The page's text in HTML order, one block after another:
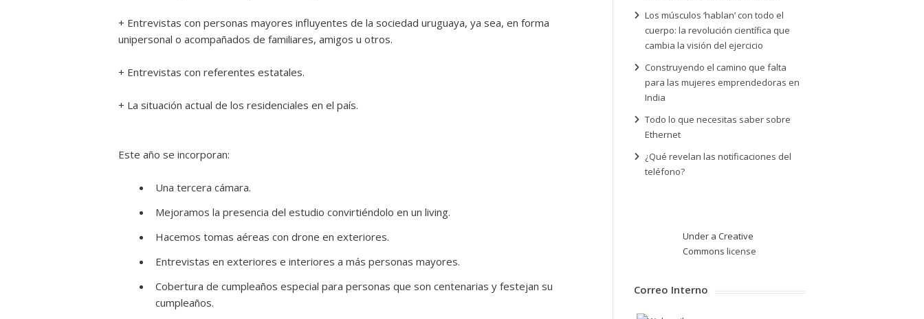
+ Entrevistas con personas mayores influyentes de la sociedad uruguaya, ya sea, en forma
unipersonal o acompañados de familiares, amigos u otros.
+ Entrevistas con referentes estatales.
+ La situación actual de los residenciales en el país.
Este año se incorporan:
Una tercera cámara.
Mejoramos la presencia del estudio convirtiéndolo en un living.
Hacemos tomas aéreas con drone en exteriores.
Entrevistas en exteriores e interiores a más personas mayores.
Cobertura de cumpleaños especial para personas que son centenarias y festejan su
cumpleaños.
Los músculos ‘hablan’ con todo el
cuerpo: la revolución científica que
cambia la visión del ejercicio
Construyendo el camino que falta
para las mujeres emprendedoras en
India
Todo lo que necesitas saber sobre
Ethernet
¿Qué revelan las notificaciones del
teléfono?
Under a Creative
Commons license
Correo Interno